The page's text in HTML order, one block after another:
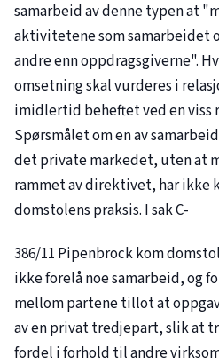
samarbeid av denne typen at
aktivitetene som
andre enn oppdragsgiverne".
omsetning skal vurderes i
imidlertid beheftet ved en
Spørsmålet om en av
det private markedet, uten at
rammet av direktivet, har ikke
domstolens praksis. I sak C-
386/11 Pipenbrock kom
ikke forelå noe samarbeid, og
mellom partene tillot at
av en privat tredjepart, slik at
fordel i forhold til andre